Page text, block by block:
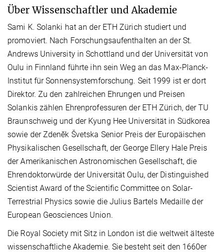
Über Wissenschaftler und Akademie
Sami K. Solanki hat an der ETH Zürich studiert und
promoviert. Nach Forschungsaufenthalten an der St.
Andrews University in Schottland und der Universität von
Oulu in Finnland führte ihn sein Weg an das Max-Planck-
Institut für Sonnensystemforschung. Seit 1999 ist er dort
Direktor. Zu den zahlreichen Ehrungen und Preisen
Solankis zählen Ehrenprofessuren der ETH Zürich, der TU
Braunschweig und der Kyung Hee Universität in Südkorea
sowie der Zdenĕk Švetska Senior Preis der Europäischen
Physikalischen Gesellschaft, der George Ellery Hale Preis
der Amerikanischen Astronomischen Gesellschaft, die
Ehrendoktorwürde der Universität Oulu, der Distinguished
Scientist Award of the Scientific Committee on Solar-
Terrestrial Physics sowie die Julius Bartels Medaille der
European Geosciences Union.
Die Royal Society mit Sitz in London ist die weltweit älteste
wissenschaftliche Akademie. Sie besteht seit den 1660er